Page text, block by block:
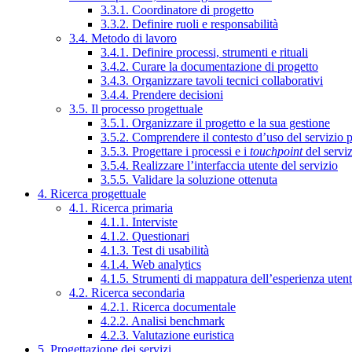
3.3.1. Coordinatore di progetto
3.3.2. Definire ruoli e responsabilità
3.4. Metodo di lavoro
3.4.1. Definire processi, strumenti e rituali
3.4.2. Curare la documentazione di progetto
3.4.3. Organizzare tavoli tecnici collaborativi
3.4.4. Prendere decisioni
3.5. Il processo progettuale
3.5.1. Organizzare il progetto e la sua gestione
3.5.2. Comprendere il contesto d’uso del servizio
3.5.3. Progettare i processi e i touchpointdel
3.5.4. Realizzare l’interfaccia utente del servizio
3.5.5. Validare la soluzione ottenuta
4. Ricerca progettuale
4.1. Ricerca primaria
4.1.1. Interviste
4.1.2. Questionari
4.1.3. Test di usabilità
4.1.4. Web analytics
4.1.5. Strumenti di mappatura dell’esperienza
4.2. Ricerca secondaria
4.2.1. Ricerca documentale
4.2.2. Analisi benchmark
4.2.3. Valutazione euristica
5. Progettazione dei servizi